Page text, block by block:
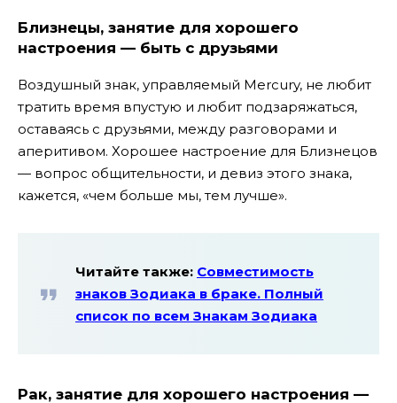
Близнецы, занятие для хорошего
настроения — быть с друзьями
Воздушный знак, управляемый Mercury, не любит
тратить время впустую и любит подзаряжаться,
оставаясь с друзьями, между разговорами и
аперитивом. Хорошее настроение для Близнецов
— вопрос общительности, и девиз этого знака,
кажется, «чем больше мы, тем лучше».
Читайте также: Совместимость
знаков Зодиака в браке. Полный
список по всем Знакам Зодиака
Рак, занятие для хорошего настроения —